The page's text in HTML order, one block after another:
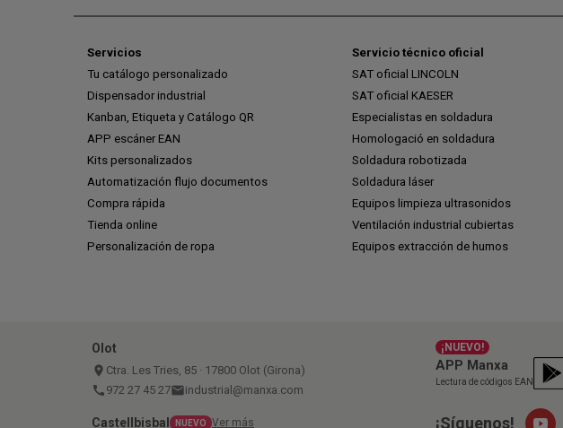
Servicios
Tu catálogo personalizado
Dispensador industrial
Kanban, Etiqueta y Catálogo QR
APP escáner EAN
Kits personalizados
Automatización flujo documentos
Compra rápida
Tienda online
Personalización de ropa
Servicio técnico oficial
SAT oficial LINCOLN
SAT oficial KAESER
Especialistas en soldadura
Homologació en soldadura
Soldadura robotizada
Soldadura láser
Equipos limpieza ultrasonidos
Ventilación industrial cubiertas
Equipos extracción de humos
Olot
place Ctra. Les Tries, 85 · 17800 Olot (Girona)
call 972 27 45 27emailindustrial@manxa.com
Castellbisbal NUEVO Ver más
¡NUEVO!
APP Manxa
Lectura de códigos EAN
¡Síguenos!